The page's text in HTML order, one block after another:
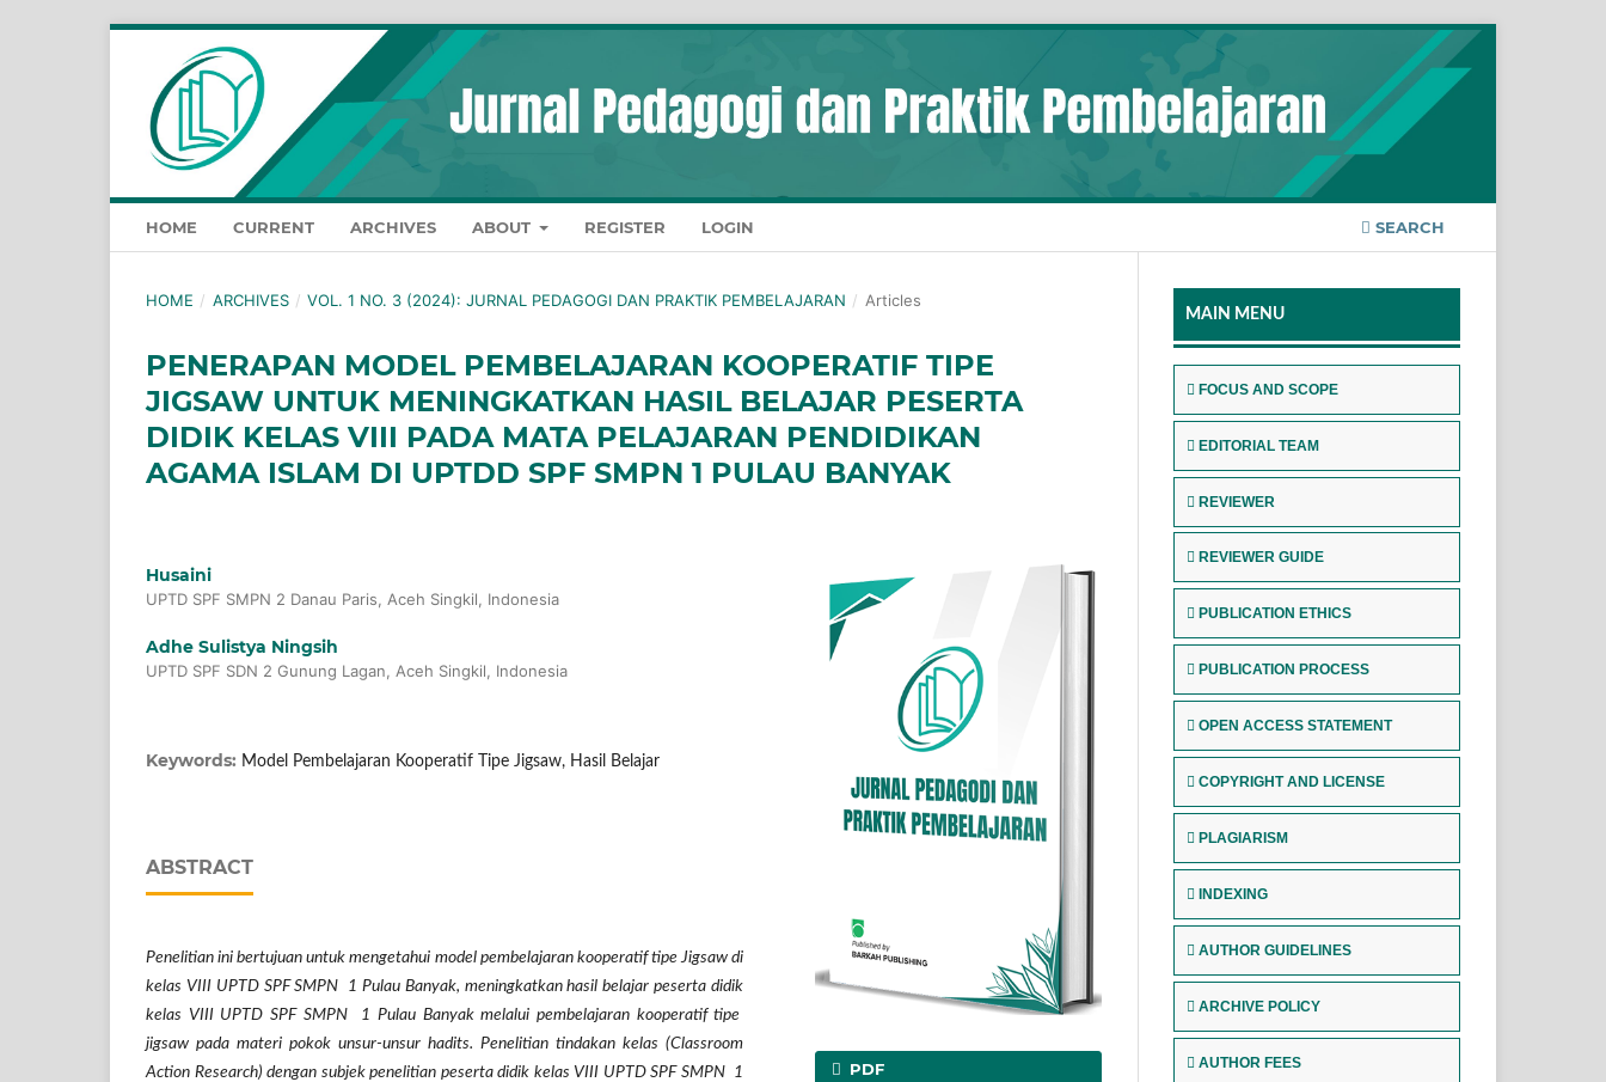
HOME CURRENT ARCHIVES ABOUT REGISTER LOGIN SEARCH
HOME / ARCHIVES / VOL. 1 NO. 3 (2024): JURNAL PEDAGOGI DAN PRAKTIK PEMBELAJARAN / Articles
PENERAPAN MODEL PEMBELAJARAN KOOPERATIF TIPE
JIGSAW UNTUK MENINGKATKAN HASIL BELAJAR PESERTA
DIDIK KELAS VIII PADA MATA PELAJARAN PENDIDIKAN
AGAMA ISLAM DI UPTDD SPF SMPN 1 PULAU BANYAK
Husaini
UPTD SPF SMPN 2 Danau Paris, Aceh Singkil, Indonesia
Adhe Sulistya Ningsih
UPTD SPF SDN 2 Gunung Lagan, Aceh Singkil, Indonesia
Keywords: Model Pembelajaran Kooperatif Tipe Jigsaw, Hasil Belajar
ABSTRACT
Penelitian ini bertujuan untuk mengetahui model pembelajaran kooperatif tipe Jigsaw di
kelas VIII UPTD SPF SMPN 1 Pulau Banyak, meningkatkan hasil belajar peserta didik
kelas VIII UPTD SPF SMPN 1 Pulau Banyakmelalui pembelajaran kooperatif tipe
jigsaw pada materi pokok unsur-unsur hadits. Penelitian tindakan kelas (Classroom
Action Research) dengan subjek penelitian peserta didik kelas VIII UPTD SPF SMPN 1
PDF
MAIN MENU
FOCUS AND SCOPE
EDITORIAL TEAM
REVIEWER
REVIEWER GUIDE
PUBLICATION ETHICS
PUBLICATION PROCESS
OPEN ACCESS STATEMENT
COPYRIGHT AND LICENSE
PLAGIARISM
INDEXING
AUTHOR GUIDELINES
ARCHIVE POLICY
AUTHOR FEES